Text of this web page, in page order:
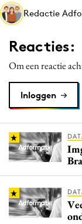
Merkstrategie
PR
Programmatic
Purpose Marketing
Reputatie & crisis
Redactie
Reacties:
Om een reactie
Inloggen